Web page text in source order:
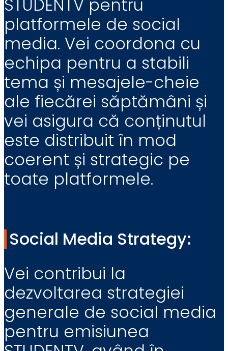
STUDENTV pentru
platformele de social
media. Vei coordona cu
echipa pentru a stabili
tema și mesajele-cheie
ale fiecărei săptămâni și
vei asigura că conținutul
este distribuit în mod
coerent și strategic pe
toate platformele.
Social Media Strategy:
Vei contribui la
dezvoltarea strategiei
generale de social media
pentru emisiunea